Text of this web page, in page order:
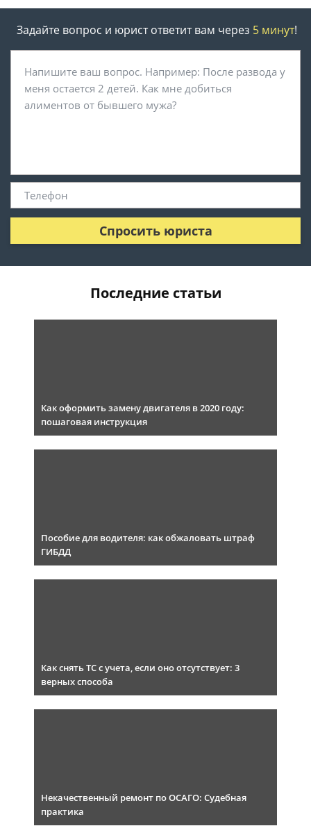
Задайте вопрос и юрист ответит вам через 5 минут!
Спросить юриста
Последние статьи
Как оформить замену двигателя в 2020 году:
пошаговая инструкция
Пособие для водителя: как обжаловать штраф
ГИБДД
Как снять ТС с учета, если оно отсутствует: 3
верных способа
Некачественный ремонт по ОСАГО: Судебная
практика